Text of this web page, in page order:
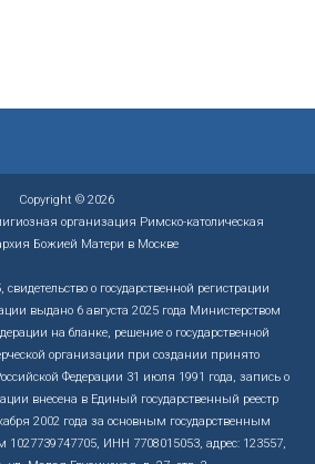
Copyright © 2026
организация Римско-католическая
Божией Матери в Москве
о государственной регистрации
выдано 6 августа 2025 года Министерством
на бланке, решение о государственной
организации при создании принято
Федерации 31 июля 1991 года, запись о
внесена в Единый государственный реестр
2002 года за основным государственным
ИНН 7708015053, адрес: 123557,